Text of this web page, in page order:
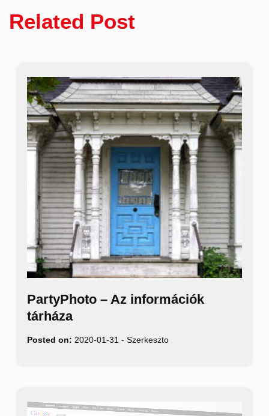
Related Post
PartyPhoto – Az információk
tárháza
Posted on: 2020-01-31 - Szerkeszto